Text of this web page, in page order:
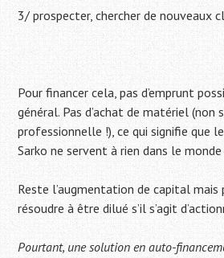
3/ prospecter, chercher de nouveaux
Pour financer cela, pas d’emprunt
général. Pas d’achat de matériel (non
professionnelle !), ce qui signifie que
Sarko ne servent à rien dans le monde
Reste l’augmentation de capital mais
résoudre à être dilué s’il s’agit
Pourtant, une solution en auto-